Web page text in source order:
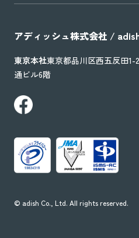
アディッシュ株式会社 /
東京本社東京都品川区西五反田
通ビル6階
©︎ adish Co., Ltd. All rights reserved.